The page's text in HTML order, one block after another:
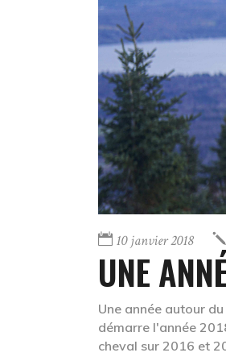
10 janvier 2018
UNE
Une année autour
démarre l'année
cheval sur 2016 et